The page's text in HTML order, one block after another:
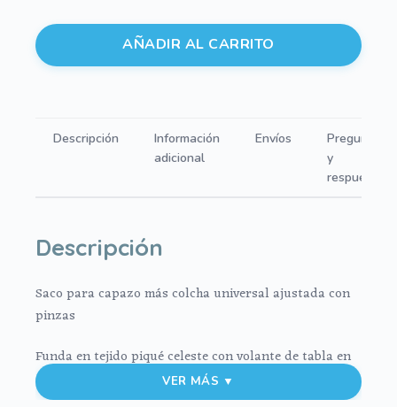
Tres
usos.
colcha
de
gris
con
cantidad
AÑADIR AL CARRITO
Descripción
Información
adicional
Envíos
Preguntas
y
respuestas
Descripción
Saco para capazo más colcha universal ajustada con
pinzas
Funda en tejido piqué celeste con volante de tabla en
espiga gris
VER MÁS ▼